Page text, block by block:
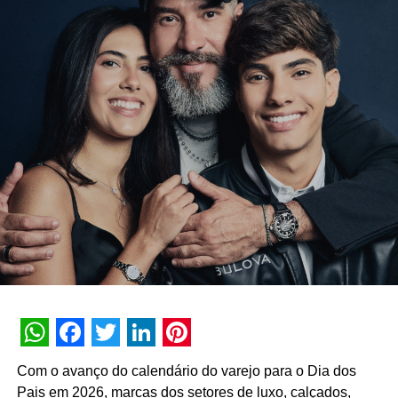
lançamento chega em um momento importante no
cenário automobilístico brasileiro, com a recente
participação do piloto brasileiro, Pietro Fittipaldi, da Hass,
no Grande Prêmio de Sakhir, no Bahrein; e o anúncio da
F1 que inclui, nos próximos cinco anos, a cidade São
Paulo no circuito como o GP de São Paulo.
Ainda segundo o executivo, a campanha desenvolvida
com exclusividade para Logitech tem o objetivo de
surpreender os fãs mais exigentes. “Nessa ação teremos
como amplificadores e influenciadores do projeto, os
pilotos profissionais de drift Bruno Bar e João Barion,
objetivo promover encontros que possam enriquecer e
WhatsApp
Facebook
Twitter
LinkedIn
Pinterest
Com o avanço do calendário do varejo para o Dia dos
Pais em 2026, marcas dos setores de luxo, calçados,